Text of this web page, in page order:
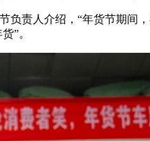
责人介绍，“年货节期间
”。